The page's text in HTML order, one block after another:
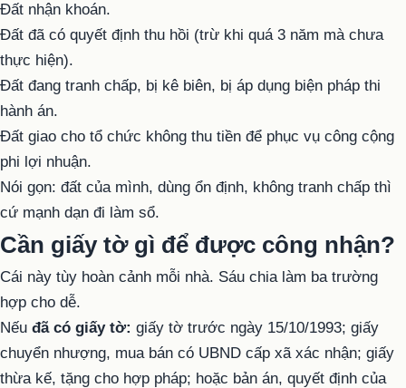
Đất nhận khoán.
Đất đã có quyết định thu hồi (trừ khi quá 3 năm mà chưa
thực hiện).
Đất đang tranh chấp, bị kê biên, bị áp dụng biện pháp thi
hành án.
Đất giao cho tổ chức không thu tiền để phục vụ công cộng
phi lợi nhuận.
Nói gọn: đất của mình, dùng ổn định, không tranh chấp thì
cứ mạnh dạn đi làm sổ.
Cần giấy tờ gì để được công nhận?
Cái này tùy hoàn cảnh mỗi nhà. Sáu chia làm ba trường
hợp cho dễ.
Nếu đã có giấy tờ: giấy tờ trước ngày 15/10/1993; giấy
chuyển nhượng, mua bán có UBND cấp xã xác nhận; giấy
thừa kế, tặng cho hợp pháp; hoặc bản án, quyết định của